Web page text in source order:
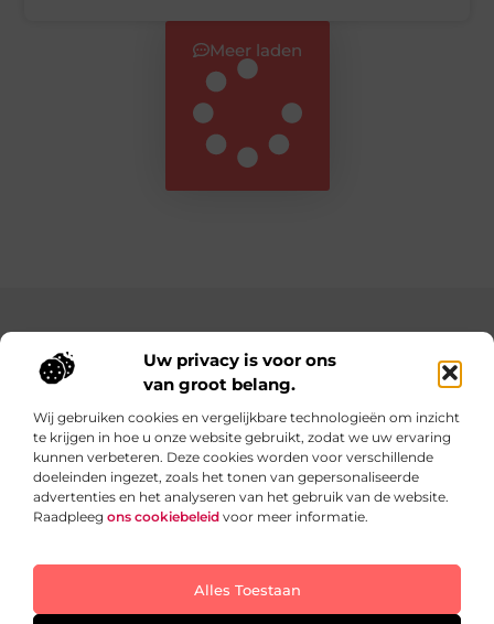
Uw privacy is voor ons
van groot belang.
Wij gebruiken cookies en vergelijkbare technologieën om inzicht
te krijgen in hoe u onze website gebruikt, zodat we uw ervaring
kunnen verbeteren. Deze cookies worden voor verschillende
doeleinden ingezet, zoals het tonen van gepersonaliseerde
advertenties en het analyseren van het gebruik van de website.
Raadpleeg ons cookiebeleid voor meer informatie.
Alles Toestaan
Meer laden
Main Links
Dagelijks verse content op Teazy.nl
Inspirerende blogs boordevol ideeën, inzichten en
praktische tips die jouw dagelijkse leven nét een beetje
leuker en makkelijker maken.